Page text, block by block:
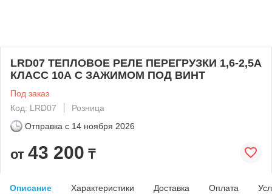
LRD07 ТЕПЛОВОЕ РЕЛЕ ПЕРЕГРУЗКИ 1,6-2,5A
КЛАСС 10А С ЗАЖИМОМ ПОД ВИНТ
Под заказ
Код: LRD07
Розница
Отправка с 14 ноября 2026
от 43 200 ₸
Описание Характеристики Доставка Оплата